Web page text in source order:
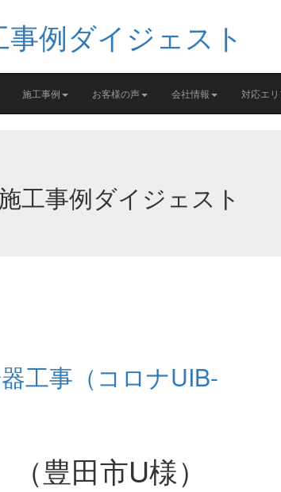
施工事例 お客様の声 会社情報 対応エリ
工事例ダイジェスト
工事（コロナUIB-
豊田市U様）